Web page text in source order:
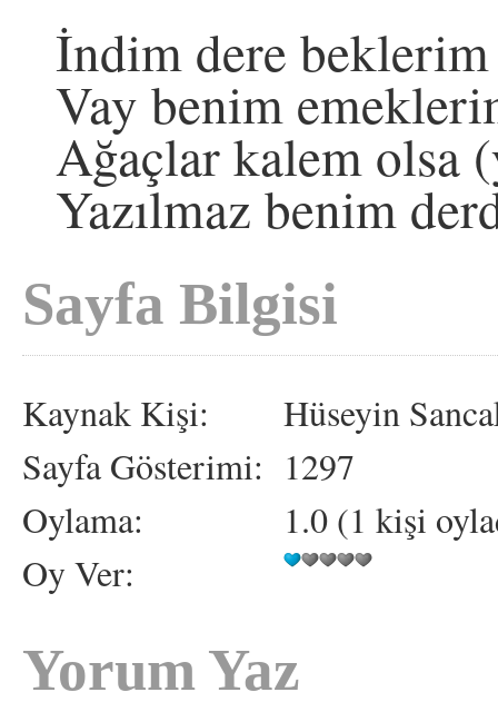
İndim dere beklerim
Vay benim
Ağaçlar kalem olsa
Yazılmaz benim
Sayfa Bilgisi
Kaynak Kişi:
Hüseyin
Sayfa Gösterimi: 1297
Oylama:
1.0 (1 kişi
Oy Ver:
Yorum Yaz